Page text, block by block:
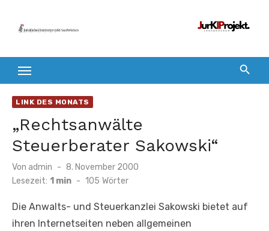
Inhalt
LINK DES MONATS
„Rechtsanwälte
Steuerberater Sakowski“
Von admin
Veröffentlicht
am
8. November 2000
Lesezeit: 1 min - 105 Wörter
Die Anwalts- und Steuerkanzlei Sakowski bietet auf
ihren Internetseiten neben allgemeinen